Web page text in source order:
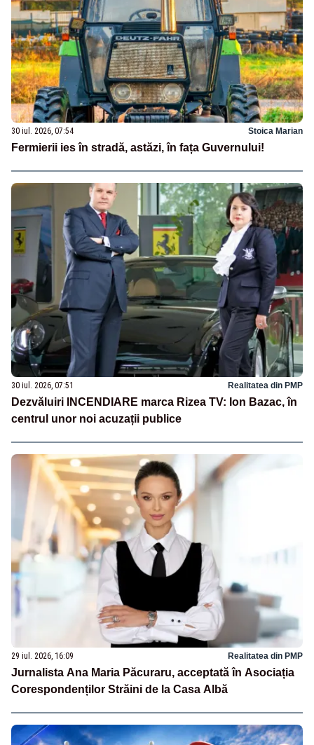
30 iul. 2026, 07:54 Stoica Marian
Fermierii ies în stradă, astăzi, în fața Guvernului!
30 iul. 2026, 07:51 Realitatea din PMP
Dezvăluiri INCENDIARE marca Rizea TV: Ion Bazac, în
centrul unor noi acuzații publice
29 iul. 2026, 16:09 Realitatea din PMP
Jurnalista Ana Maria Păcuraru, acceptată în Asociația
Corespondenților Străini de la Casa Albă